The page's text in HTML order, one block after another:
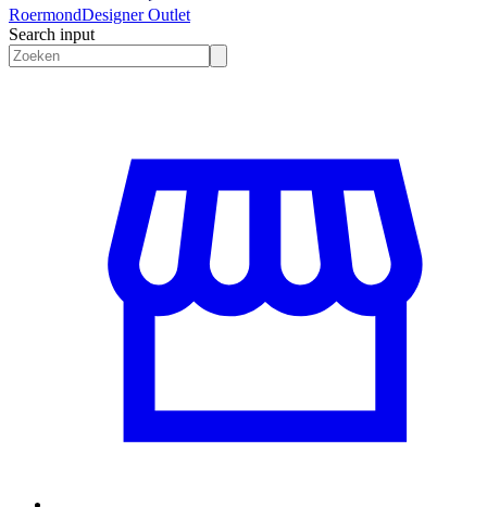
RoermondDesigner Outlet
Search input